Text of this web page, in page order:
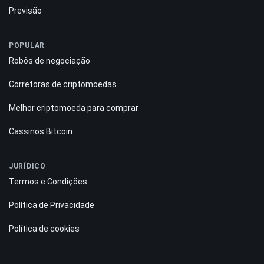
Previsão
POPULAR
Robôs de negociação
Corretoras de criptomoedas
Melhor criptomoeda para comprar
Cassinos Bitcoin
JURÍDICO
Termos e Condições
Política de Privacidade
Política de cookies